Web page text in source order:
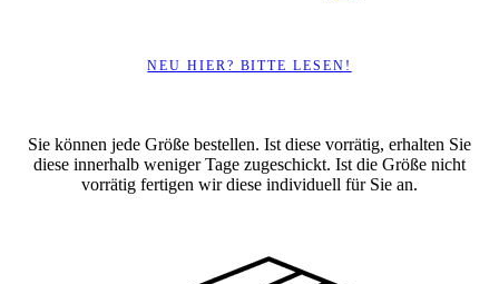
NEU HIER? BITTE LESEN!
Sie können jede Größe bestellen. Ist diese vorrätig, erhalten Sie
diese innerhalb weniger Tage zugeschickt. Ist die Größe nicht
vorrätig fertigen wir diese individuell für Sie an.